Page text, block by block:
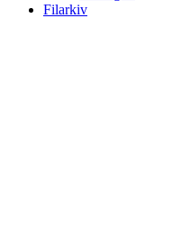
Filarkiv